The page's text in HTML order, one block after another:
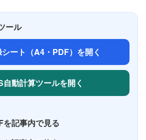
ール
ート（A4・PDF）を開く
自動計算ツールを開く
記事内で見る